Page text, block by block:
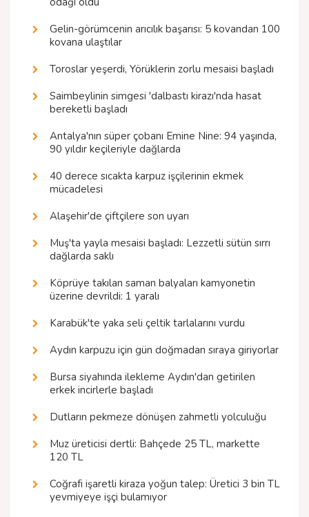
Gelin-görümcenin arıcılık başarısı: 5 kovandan 100
kovana ulaştılar
Toroslar yeşerdi, Yörüklerin zorlu mesaisi başladı
Saimbeylinin simgesi 'dalbastı kirazı'nda hasat
bereketli başladı
Antalya'nın süper çobanı Emine Nine: 94 yaşında,
90 yıldır keçileriyle dağlarda
40 derece sıcakta karpuz işçilerinin ekmek
mücadelesi
Alaşehir'de çiftçilere son uyarı
Muş'ta yayla mesaisi başladı: Lezzetli sütün sırrı
dağlarda saklı
Köprüye takılan saman balyaları kamyonetin
üzerine devrildi: 1 yaralı
Karabük'te yaka seli çeltik tarlalarını vurdu
Aydın karpuzu için gün doğmadan sıraya giriyorlar
Bursa siyahında ilekleme Aydın'dan getirilen
erkek incirlerle başladı
Dutların pekmeze dönüşen zahmetli yolculuğu
Muz üreticisi dertli: Bahçede 25 TL, markette
120 TL
Coğrafi işaretli kiraza yoğun talep: Üretici 3 bin TL
yevmiyeye işçi bulamıyor